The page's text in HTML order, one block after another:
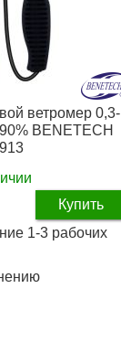
ветромер 0,3-
BENETECH
Купить
1-3 рабочих